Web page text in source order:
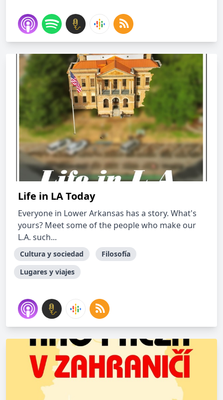
Life in LA Today
Everyone in Lower Arkansas has a story. What's
yours? Meet some of the people who make our
L.A. such...
Cultura y sociedad
Filosofía
Lugares y viajes